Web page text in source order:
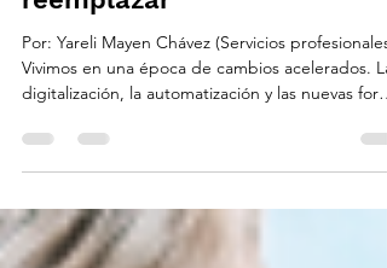
Las habilidades que la
tecnología no puede
reemplazar
Por: Yareli Mayen Chávez (Servicios profesionales)
digitalización, la automatización y las nuevas
de trabajo están transformando la manera en
las organizaciones operan y se adaptan a los
desafíos del entorno. Sin embargo, en medio de